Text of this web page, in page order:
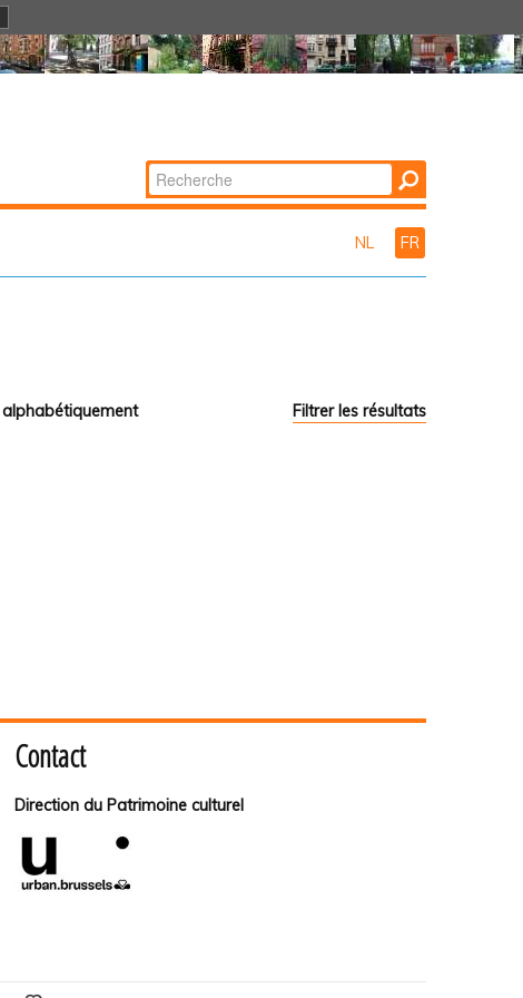
Chercher par
Recherche
NL FR
Filtrer les résultats
alphabétiquement
Contact
Direction du Patrimoine culturel